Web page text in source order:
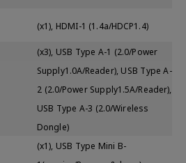
(x1), HDMI-1 (1.4a/HDCP1.4)
(x3), USB Type A-1 (2.0/Power
Supply1.0A/Reader), USB Type A-
2 (2.0/Power Supply1.5A/Reader),
USB Type A-3 (2.0/Wireless
Dongle)
(x1), USB Type Mini B-